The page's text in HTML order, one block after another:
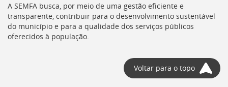
A SEMFA busca, por meio de uma gestão eficiente e
transparente, contribuir para o desenvolvimento sustentável
do município e para a qualidade dos serviços públicos
oferecidos à população.
Voltar para o topo